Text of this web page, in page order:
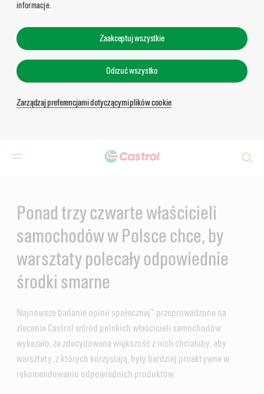
informacje.
Zaakceptuj wszystkie
Odrzuć wszystko
Zarządzaj preferencjami dotyczącymi plików cookie
Ponad trzy czwarte właścicieli
samochodów w Polsce chce, by
warsztaty polecały odpowiednie
środki smarne
Najnowsze badanie opinii społecznej* przeprowadzone na
zlecenie Castrol wśród polskich właścicieli samochodów
wykazało, że zdecydowana większość z nich chciałaby, aby
warsztaty, z których korzystają, były bardziej proaktywne w
rekomendowaniu odpowiednich produktów.